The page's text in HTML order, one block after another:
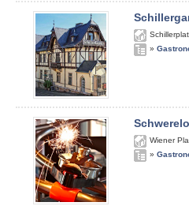
»
Wiener
»